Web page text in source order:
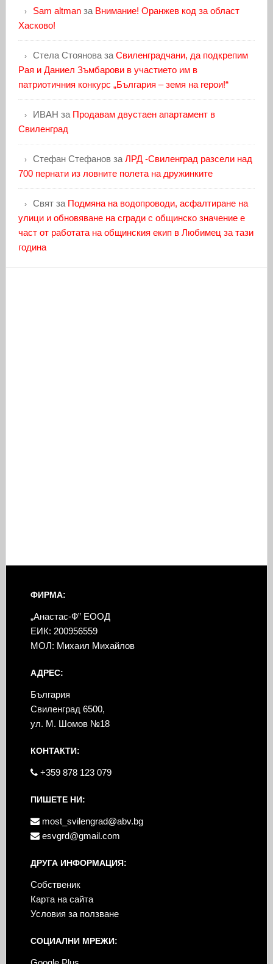
Sam altmanза Внимание! Оранжев код за област
Хасково!
Стела Стояноваза Свиленградчани, да подкрепим
Рая и Даниел Зъмбарови в участието им в
патриотичния конкурс „България – земя на герои!“
ИВАН за Продавам двустаен апартамент в
Свиленград
Стефан Стефановза ЛРД -Свиленград разсели над
700 пернати из ловните полета на дружинките
Святза Подмяна на водопроводи, асфалтиране на
улици и обновяване на сгради с общинско значение е
част от работата на общинския екип в Любимец за тази
година
ФИРМА:
„Анастас-Ф” ЕООД
ЕИК: 200956559
МОЛ: Михаил Михайлов
АДРЕС:
България
Свиленград 6500,
ул. М. Шомов №18
КОНТАКТИ:
+359 878 123 079
ПИШЕТЕ НИ:
most_svilengrad@abv.bg
esvgrd@gmail.com
ДРУГА ИНФОРМАЦИЯ:
Собственик
Карта на сайта
Условия за ползване
СОЦИАЛНИ МРЕЖИ: